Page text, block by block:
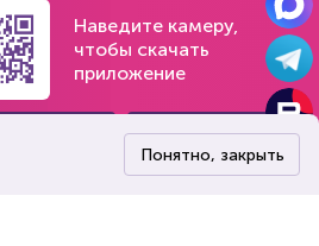
Наведите камеру,
чтобы скачать
приложение
Понятно, закрыть